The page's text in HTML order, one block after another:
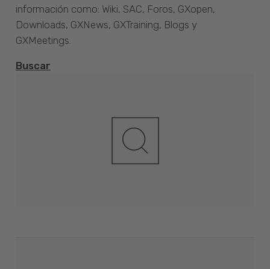
información como: Wiki, SAC, Foros, GXopen,
Downloads, GXNews, GXTraining, Blogs y
GXMeetings.
Buscar